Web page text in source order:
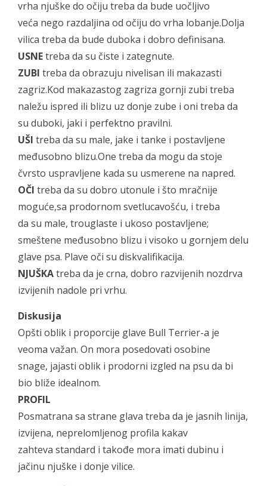
vrha njuške do očiju treba da bude uočljivo
veća nego razdaljina od očiju do vrha lobanje.Dolja
vilica treba da bude duboka i dobro definisana.
USNEtreba da su čiste i zategnute.
ZUBI treba da obrazuju nivelisan ili makazasti
zagriz.Kod makazastog zagriza gornji zubi treba
naležu ispred ili blizu uz donje zube i oni treba da
su duboki, jaki i perfektno pravilni.
UŠI treba da su male, jake i tanke i postavljene
međusobno blizu.One treba da mogu da stoje
čvrsto uspravljene kada su usmerene na napred.
OČI treba da su dobro utonule i što mračnije
moguće,sa prodornom svetlucavošću, i treba
da su male, trouglaste i ukoso postavljene;
smeštene međusobno blizu i visoko u gornjem delu
glave psa. Plave oči su diskvalifikacija.
NJUŠKAtreba da je crna, dobro razvijenih nozdrva
izvijenih nadole pri vrhu.
Diskusija
Opšti oblik i proporcije glave Bull Terrier-a je
veoma važan. On mora posedovati osobine
snage, jajasti oblik i prodorni izgled na psu da bi
bio bliže idealnom.
PROFIL
Posmatrana sa strane glava treba da je jasnih linija,
izvijena, neprelomljenog profila kakav
zahteva standard i takođe mora imati dubinu i
jačinu njuške i donje vilice.